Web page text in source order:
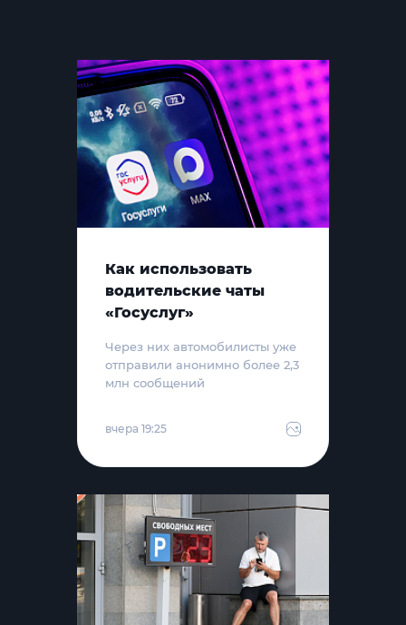
Как использовать
водительские чаты
«Госуслуг»
Через них автомобилисты уже
отправили анонимно более 2,3
млн сообщений
вчера 19:25